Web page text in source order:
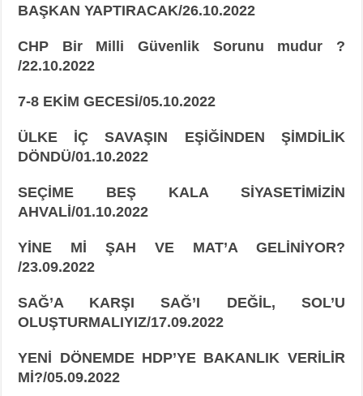
BAŞKAN YAPTIRACAK/26.10.2022
CHP Bir Milli Güvenlik Sorunu mudur ?
/22.10.2022
7-8 EKİM GECESİ/05.10.2022
ÜLKE İÇ SAVAŞIN EŞİĞİNDEN ŞİMDİLİK
DÖNDÜ/01.10.2022
SEÇİME BEŞ KALA SİYASETİMİZİN
AHVALİ/01.10.2022
YİNE Mİ ŞAH VE MAT’A GELİNİYOR?
/23.09.2022
SAĞ’A KARŞI SAĞ’I DEĞİL, SOL’U
OLUŞTURMALIYIZ/17.09.2022
YENİ DÖNEMDE HDP’YE BAKANLIK VERİLİR
Mİ?/05.09.2022